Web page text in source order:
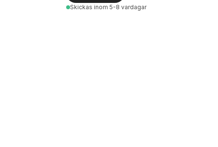
Skickas inom 5-8 vardagar